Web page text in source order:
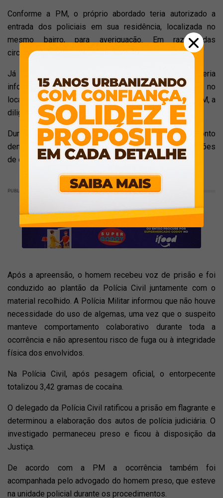
Conforme a PM, o próprio abordado teria autorizado a
entrada dos policiais em sua residência, localizada no
mesmo bairro, para averiguação. Em razão das
circunstâncias, foi solicitado apoio da equipe do Canil.
Já no imóvel, segundo a ocorrência, o homem teria
informado aos policiais que havia drogas armazenadas no
local destinadas à comercialização. De acordo com a PM, a
diligência teria sido acompanhada por sua companheira.
Durante as buscas, o cão policial Faruk indicou um ponto
dentro da residência, onde foram encontradas seis porções
de cocaína embaladas e prontas para venda.
PUBLICIDADE
Após a apreensão, o homem recebeu voz de prisão e foi
conduzido ao plantão da Polícia Civil juntamente com o
material recolhido. A Polícia Militar informou que não houve
necessidade do uso de algemas, uma vez que o suspeito
manteve comportamento colaborativo durante toda a
ocorrência e não apresentou risco de fuga ou à integridade
física dos envolvidos.
Na Polícia Civil, após pesagem oficial, o entorpecente
totalizou 3,42 gramas de cocaína.
O delegado da Polícia Civil ratificou a prisão em flagrante e
determinou a elaboração dos autos de polícia judiciária. O
investigado permaneceu preso e ficou à disposição da
Justiça.
De acordo com a PM a ocorrência também foi
acompanhada pelo advogado do homem preso, que esteve
na unidade policial durante os procedimentos.